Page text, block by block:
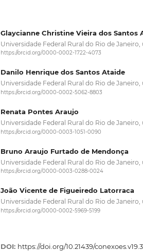
Glaycianne Christine Vieira dos Santos
Universidade Federal Rural do Rio de
https://orcid.org/0000-0002-1722-4073
Danilo Henrique dos Santos Ataide
Universidade Federal Rural do Rio de Janeiro,
https://orcid.org/0000-0002-5062-8803
Renata Pontes Araujo
Universidade Federal Rural do Rio de
https://orcid.org/0000-0003-1051-0090
Bruno Araujo Furtado de Mendonça
Universidade Federal Rural do Rio de
https://orcid.org/0000-0003-0288-0024
João Vicente de Figueiredo Latorraca
Universidade Federal Rural do Rio de Janeiro,
https://orcid.org/0000-0002-5969-5199
DOI: https://doi.org/10.21439/